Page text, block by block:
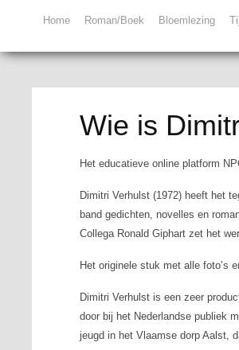
Home Roman/Boek Bloemlezing
Wie is
Het educatieve online platform
Dimitri Verhulst (1972) heeft het
band gedichten, novelles en
Collega Ronald Giphart zet het
Het originele stuk met alle foto’s
Dimitri Verhulst is een zeer
door bij het Nederlandse publiek
jeugd in het Vlaamse dorp Aalst,